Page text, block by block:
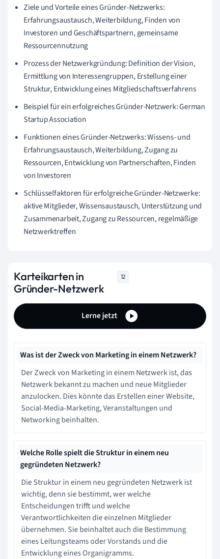
Ziele und Vorteile eines Gründer-Netzwerks:
Erfahrungsaustausch, Weiterbildung, Finden von
Investoren und Geschäftspartnern, gemeinsame
Ressourcennutzung
Prozess der Netzwerkgründung: Definition der Vision,
Ermittlung von Interessengruppen, Erstellung einer
Struktur, Entwicklung eines Mitgliedschaftsverfahrens
Beispiel für ein erfolgreiches Gründer-Netzwerk: German
Startup Association
Funktionen eines Gründer-Netzwerks: Wissens- und
Erfahrungsaustausch, Weiterbildung, Zugang zu
Ressourcen, Entwicklung von Partnerschaften, Finden
von Investoren
Schlüsselfaktoren für erfolgreiche Gründer-Netzwerke:
aktive Mitglieder, Wissensaustausch, Unterstützung und
Zusammenarbeit, Zugang zu Ressourcen, regelmäßige
Netzwerktreffen
Karteikarten in
Gründer-Netzwerk
12
Lerne jetzt
Was ist der Zweck von Marketing in einem Netzwerk?
Der Zweck von Marketing in einem Netzwerk ist, das
Netzwerk bekannt zu machen und neue Mitglieder
anzulocken. Dies könnte das Erstellen einer Website,
Social-Media-Marketing, Veranstaltungen und
Networking beinhalten.
Welche Rolle spielt die Struktur in einem neu
gegründeten Netzwerk?
Die Struktur in einem neu gegründeten Netzwerk ist
wichtig, denn sie bestimmt, wer welche
Entscheidungen trifft und welche
Verantwortlichkeiten die einzelnen Mitglieder
übernehmen. Sie beinhaltet auch die Bestimmung
eines Leitungsteams oder Vorstands und die
Entwicklung eines Organigramms.